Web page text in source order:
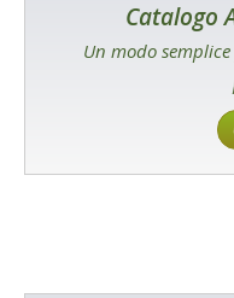
Catalogo
Un modo